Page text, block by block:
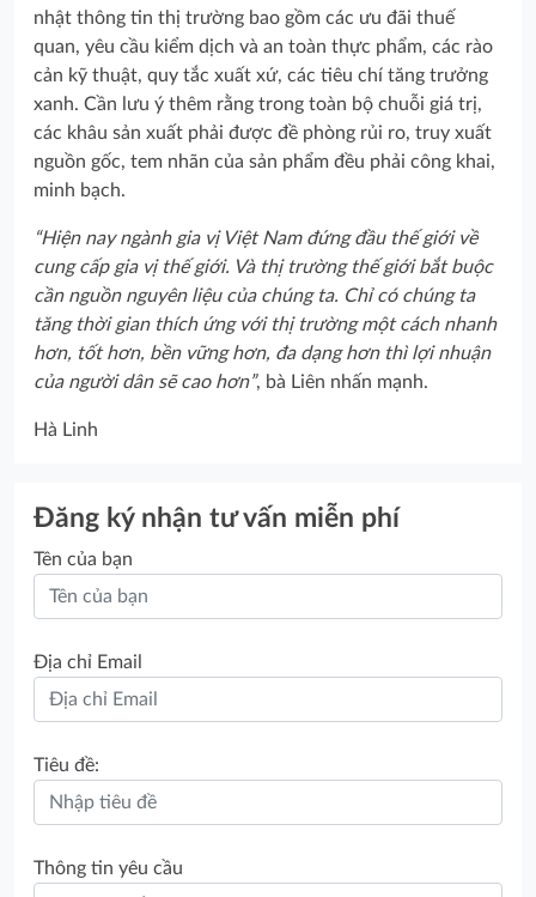
nhật thông tin thị trường bao gồm các ưu đãi thuế
quan, yêu cầu kiểm dịch và an toàn thực phẩm, các rào
cản kỹ thuật, quy tắc xuất xứ, các tiêu chí tăng trưởng
xanh. Cần lưu ý thêm rằng trong toàn bộ chuỗi giá trị,
các khâu sản xuất phải được đề phòng rủi ro, truy xuất
nguồn gốc, tem nhãn của sản phẩm đều phải công khai,
minh bạch.
“Hiện nay ngành gia vị Việt Nam đứng đầu thế giới về
cung cấp gia vị thế giới. Và thị trường thế giới bắt buộc
cần nguồn nguyên liệu của chúng ta. Chỉ có chúng ta
tăng thời gian thích ứng với thị trường một cách nhanh
hơn, tốt hơn, bền vững hơn, đa dạng hơn thì lợi nhuận
của người dân sẽ cao hơn”, bà Liên nhấn mạnh.
Hà Linh
Đăng ký nhận tư vấn miễn phí
Tên của bạn
Địa chỉ Email
Tiêu đề:
Thông tin yêu cầu